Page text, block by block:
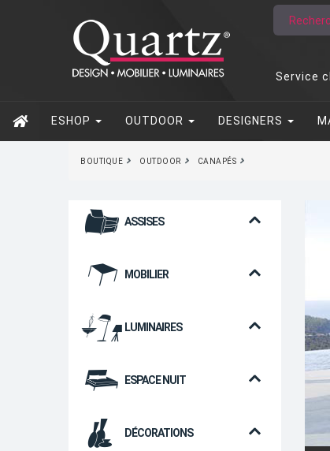
Service
ESHOP OUTDOOR DESIGNERS
BOUTIQUE OUTDOOR CANAPÉS
ASSISES
MOBILIER
LUMINAIRES
ESPACE NUIT
DÉCORATIONS